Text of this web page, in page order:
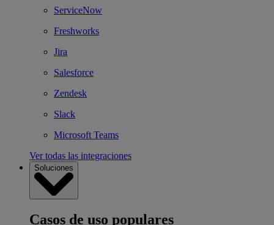
ServiceNow
Freshworks
Jira
Salesforce
Zendesk
Slack
Microsoft Teams
Ver todas las integraciones
Soluciones
Casos de uso populares